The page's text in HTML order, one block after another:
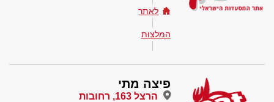
לאתר
המלצות
פיצה מתי
הרצל 163, רחובות